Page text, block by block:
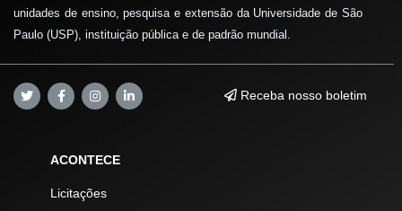
unidades de ensino, pesquisa e extensão da Universidade de São
Paulo (USP), instituição pública e de padrão mundial.
Receba nosso boletim
ACONTECE
Licitações